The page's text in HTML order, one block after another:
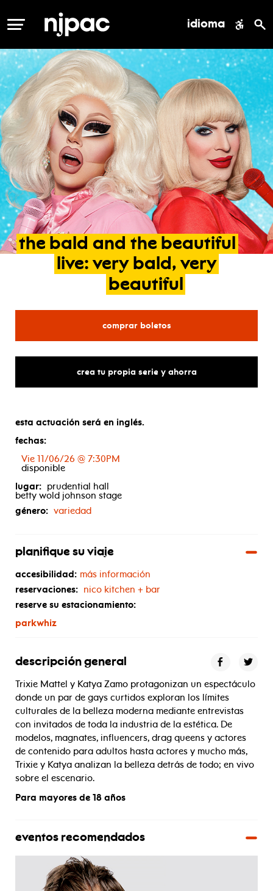
MENÚ idioma
the bald and the beautiful
live: very bald, very
beautiful
comprar boletospara the bald and the
crea tu propia serie y ahorra
esta actuación será en inglés.
fechas:
Vie 11/06/26 @ 7:30PM
disponible
lugar: prudential hall
betty wold johnson stage
género: variedad
planifique su viaje
accesibilidad: más información
reservaciones: nico kitchen + bar
reserve su estacionamiento:
parkwhiz
descripción general
Trixie Mattel y Katya Zamo protagonizan un espectáculo
donde un par de gays curtidos exploran los límites
culturales de la belleza moderna mediante entrevistas
con invitados de toda la industria de la estética. De
modelos, magnates, influencers, drag queens y actores
de contenido para adultos hasta actores y mucho más,
Trixie y Katya analizan la belleza detrás de todo; en vivo
sobre el escenario.
Para mayores de 18 años
eventos recomendados